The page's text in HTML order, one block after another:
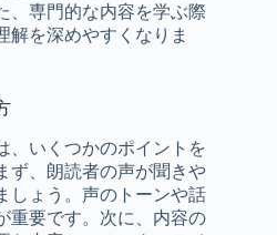
、専門的な内容を学ぶ際
解を深めやすくなりま
、いくつかのポイントを
ず、朗読者の声が聞きや
しょう。声のトーンや話
重要です。次に、内容の